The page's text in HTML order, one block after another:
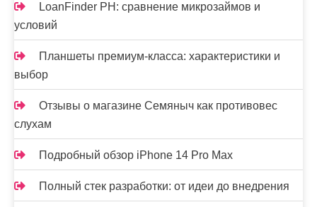
LoanFinder PH: сравнение микрозаймов и
условий
Планшеты премиум-класса: характеристики и
выбор
Отзывы о магазине Семяныч как противовес
слухам
Подробный обзор iPhone 14 Pro Max
Полный стек разработки: от идеи до внедрения